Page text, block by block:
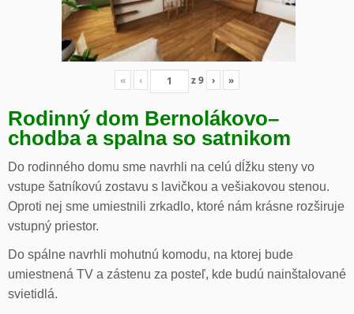
« ‹ z9 › »
Rodinný dom Bernolákovo–
chodba a spalna so satnikom
Do rodinného domu sme navrhli na celú dĺžku steny vo
vstupe šatníkovú zostavu s lavičkou a vešiakovou stenou.
Oproti nej sme umiestnili zrkadlo, ktoré nám krásne rozširuje
vstupný priestor.
Do spálne navrhli mohutnú komodu, na ktorej bude
umiestnená TV a zástenu za posteľ, kde budú nainštalované
svietidlá.